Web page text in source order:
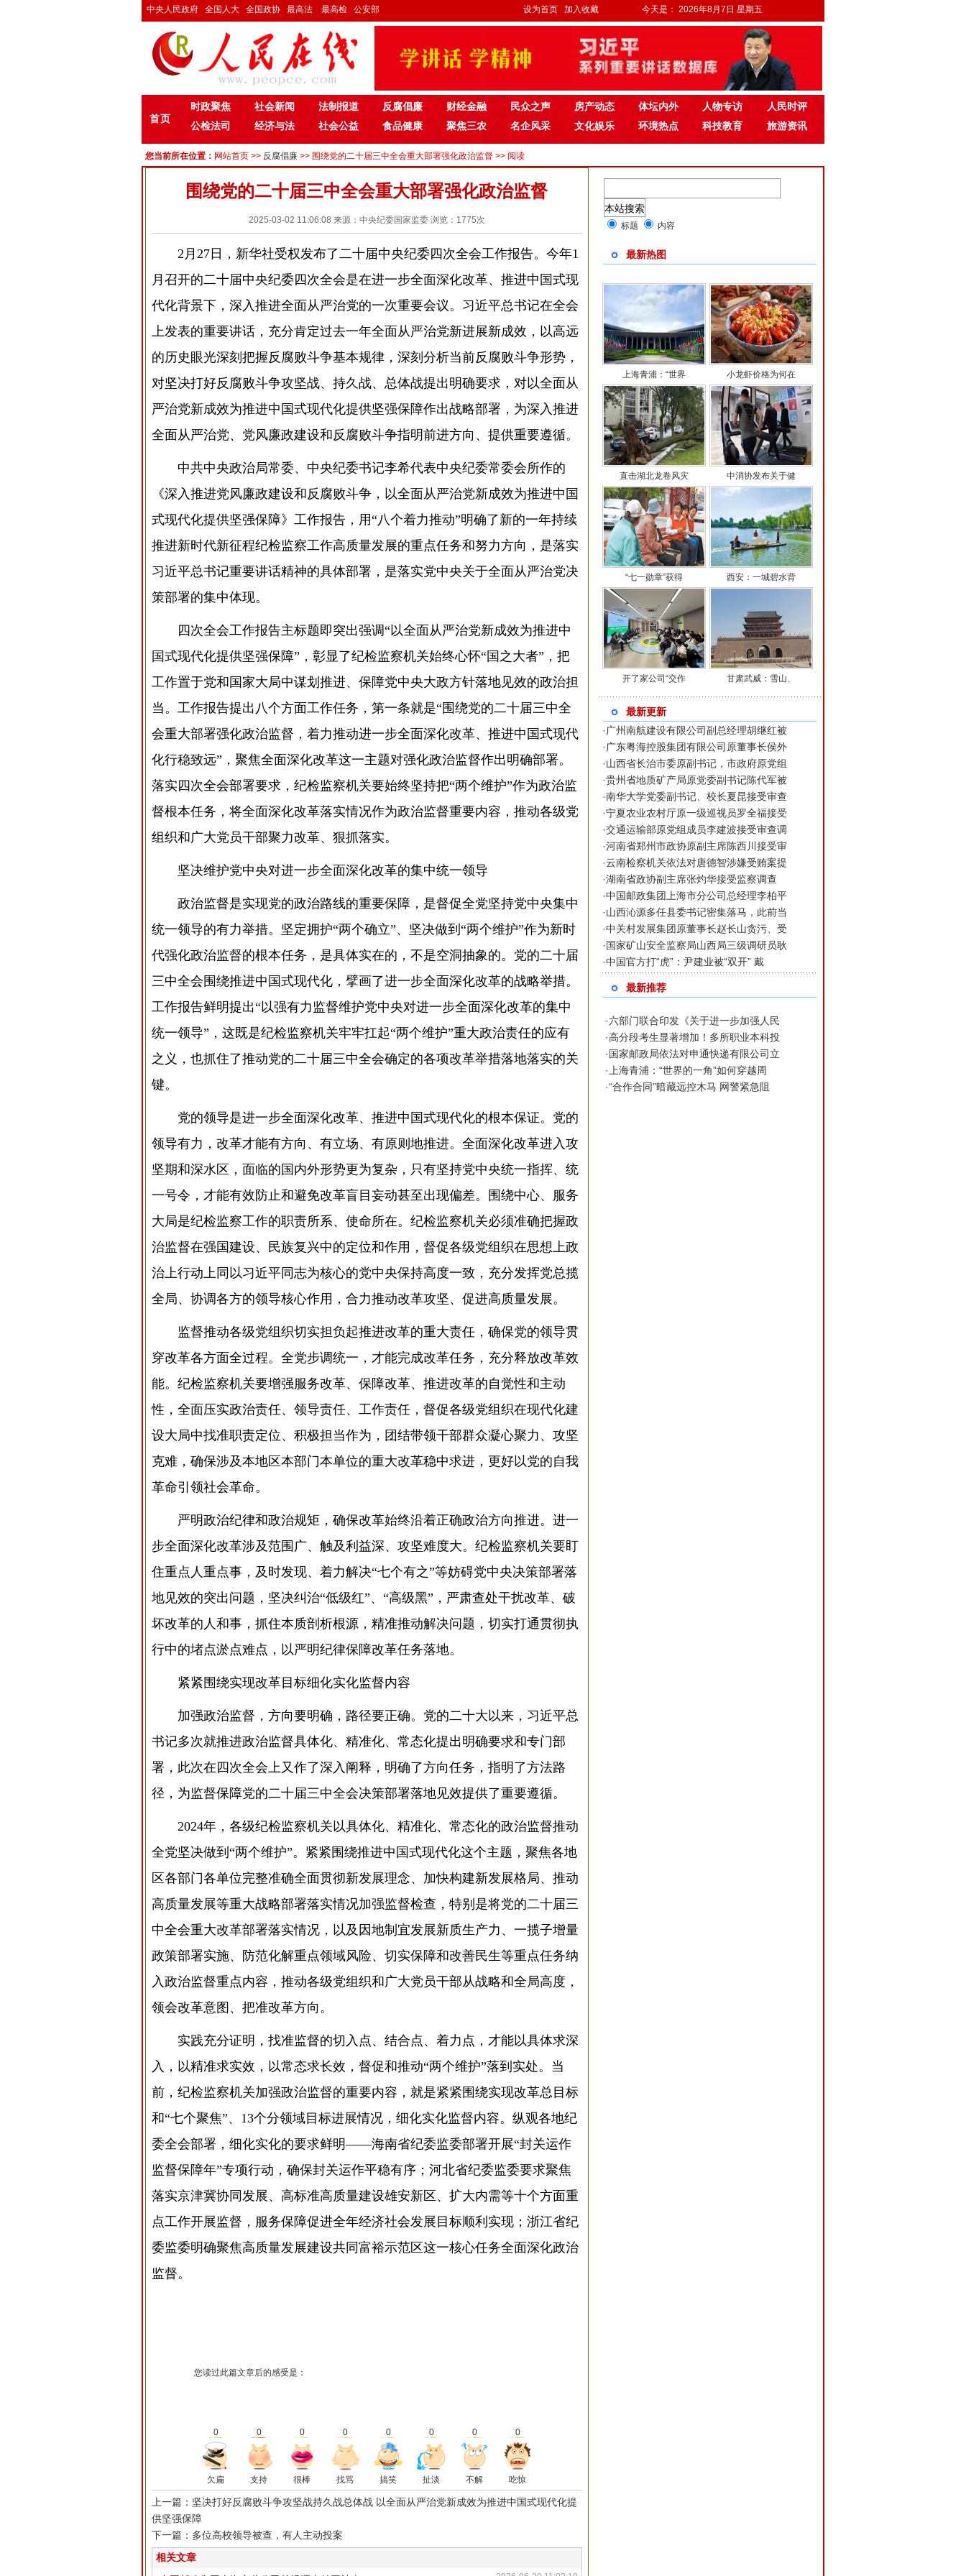
中央人民政府 全国人大 全国政协 最高法 最高检 公安部 设为首页 加入收藏 今天是： 2026年8月7日 星期五
首页
时政聚焦 社会新闻 法制报道 反腐倡廉 财经金融 民众之声 房产动态 体坛内外 人物专访
人民时评
公检法司
经济与法 社会公益 食品健康 聚焦三农 名企风采 文化娱乐 环境热点 科技教育 旅游资讯
您当前所在位置： 网站首页 >> 反腐倡廉 >> 围绕党的二十届三中全会重大部署强化政治监督 >> 阅读
围绕党的二十届三中全会重大部署强化政治监督
2025-03-02 11:06:08 来源：中央纪委国家监委 浏览： 1775次
2月27日，新华社受权发布了二十届中央纪委四次全会工作报告。今年1
月召开的二十届中央纪委四次全会是在进一步全面深化改革、推进中国式现
代化背景下，深入推进全面从严治党的一次重要会议。习近平总书记在全会
上发表的重要讲话，充分肯定过去一年全面从严治党新进展新成效，以高远
的历史眼光深刻把握反腐败斗争基本规律，深刻分析当前反腐败斗争形势，
对坚决打好反腐败斗争攻坚战、持久战、总体战提出明确要求，对以全面从
严治党新成效为推进中国式现代化提供坚强保障作出战略部署，为深入推进
全面从严治党、党风廉政建设和反腐败斗争指明前进方向、提供重要遵循。
中共中央政治局常委、中央纪委书记李希代表中央纪委常委会所作的
《深入推进党风廉政建设和反腐败斗争，以全面从严治党新成效为推进中国
式现代化提供坚强保障》工作报告，用“八个着力推动”明确了新的一年持续
推进新时代新征程纪检监察工作高质量发展的重点任务和努力方向，是落实
习近平总书记重要讲话精神的具体部署，是落实党中央关于全面从严治党决
策部署的集中体现。
四次全会工作报告主标题即突出强调“以全面从严治党新成效为推进中
国式现代化提供坚强保障”，彰显了纪检监察机关始终心怀“国之大者”，把
工作置于党和国家大局中谋划推进、保障党中央大政方针落地见效的政治担
当。工作报告提出八个方面工作任务，第一条就是“围绕党的二十届三中全
会重大部署强化政治监督，着力推动进一步全面深化改革、推进中国式现代
化行稳致远”，聚焦全面深化改革这一主题对强化政治监督作出明确部署。
落实四次全会部署要求，纪检监察机关要始终坚持把“两个维护”作为政治监
督根本任务，将全面深化改革落实情况作为政治监督重要内容，推动各级党
组织和广大党员干部聚力改革、狠抓落实。
坚决维护党中央对进一步全面深化改革的集中统一领导
政治监督是实现党的政治路线的重要保障，是督促全党坚持党中央集中
统一领导的有力举措。坚定拥护“两个确立”、坚决做到“两个维护”作为新时
代强化政治监督的根本任务，是具体实在的，不是空洞抽象的。党的二十届
三中全会围绕推进中国式现代化，擘画了进一步全面深化改革的战略举措。
工作报告鲜明提出“以强有力监督维护党中央对进一步全面深化改革的集中
统一领导”，这既是纪检监察机关牢牢扛起“两个维护”重大政治责任的应有
之义，也抓住了推动党的二十届三中全会确定的各项改革举措落地落实的关
键。
党的领导是进一步全面深化改革、推进中国式现代化的根本保证。党的
领导有力，改革才能有方向、有立场、有原则地推进。全面深化改革进入攻
坚期和深水区，面临的国内外形势更为复杂，只有坚持党中央统一指挥、统
一号令，才能有效防止和避免改革盲目妄动甚至出现偏差。围绕中心、服务
大局是纪检监察工作的职责所系、使命所在。纪检监察机关必须准确把握政
治监督在强国建设、民族复兴中的定位和作用，督促各级党组织在思想上政
治上行动上同以习近平同志为核心的党中央保持高度一致，充分发挥党总揽
全局、协调各方的领导核心作用，合力推动改革攻坚、促进高质量发展。
监督推动各级党组织切实担负起推进改革的重大责任，确保党的领导贯
穿改革各方面全过程。全党步调统一，才能完成改革任务，充分释放改革效
能。纪检监察机关要增强服务改革、保障改革、推进改革的自觉性和主动
性，全面压实政治责任、领导责任、工作责任，督促各级党组织在现代化建
设大局中找准职责定位、积极担当作为，团结带领干部群众凝心聚力、攻坚
克难，确保涉及本地区本部门本单位的重大改革稳中求进，更好以党的自我
革命引领社会革命。
严明政治纪律和政治规矩，确保改革始终沿着正确政治方向推进。进一
步全面深化改革涉及范围广、触及利益深、攻坚难度大。纪检监察机关要盯
住重点人重点事，及时发现、着力解决“七个有之”等妨碍党中央决策部署落
地见效的突出问题，坚决纠治“低级红”、“高级黑”，严肃查处干扰改革、破
坏改革的人和事，抓住本质剖析根源，精准推动解决问题，切实打通贯彻执
行中的堵点淤点难点，以严明纪律保障改革任务落地。
紧紧围绕实现改革目标细化实化监督内容
加强政治监督，方向要明确，路径要正确。党的二十大以来，习近平总
书记多次就推进政治监督具体化、精准化、常态化提出明确要求和专门部
署，此次在四次全会上又作了深入阐释，明确了方向任务，指明了方法路
径，为监督保障党的二十届三中全会决策部署落地见效提供了重要遵循。
2024年，各级纪检监察机关以具体化、精准化、常态化的政治监督推动
全党坚决做到“两个维护”。紧紧围绕推进中国式现代化这个主题，聚焦各地
区各部门各单位完整准确全面贯彻新发展理念、加快构建新发展格局、推动
高质量发展等重大战略部署落实情况加强监督检查，特别是将党的二十届三
中全会重大改革部署落实情况，以及因地制宜发展新质生产力、一揽子增量
政策部署实施、防范化解重点领域风险、切实保障和改善民生等重点任务纳
入政治监督重点内容，推动各级党组织和广大党员干部从战略和全局高度，
领会改革意图、把准改革方向。
实践充分证明，找准监督的切入点、结合点、着力点，才能以具体求深
入，以精准求实效，以常态求长效，督促和推动“两个维护”落到实处。当
前，纪检监察机关加强政治监督的重要内容，就是紧紧围绕实现改革总目标
和“七个聚焦”、13个分领域目标进展情况，细化实化监督内容。纵观各地纪
委全会部署，细化实化的要求鲜明——海南省纪委监委部署开展“封关运作
监督保障年”专项行动，确保封关运作平稳有序；河北省纪委监委要求聚焦
落实京津冀协同发展、高标准高质量建设雄安新区、扩大内需等十个方面重
点工作开展监督，服务保障促进全年经济社会发展目标顺利实现；浙江省纪
委监委明确聚焦高质量发展建设共同富裕示范区这一核心任务全面深化政治
监督。
您读过此篇文章后的感受是：
0 0 0 0 0 0 0 0
欠扁 支持 很棒 找骂 搞笑 扯淡 不解 吃惊
上一篇：坚决打好反腐败斗争攻坚战持久战总体战 以全面从严治党新成效为推进中国式现代化提
供坚强保障
下一篇：多位高校领导被查，有人主动投案
相关文章
标题 内容
最新热图
上海青浦：“世界 小龙虾价格为何在
直击湖北龙卷风灾 中消协发布关于健
“七一勋章”获得 西安：一城碧水背
开了家公司“交作 甘肃武威：雪山、
最新更新
· 广州南航建设有限公司副总经理胡继红被
· 广东粤海控股集团有限公司原董事长侯外
·山西省长治市委原副书记，市政府原党组
·贵州省地质矿产局原党委副书记陈代军被
·南华大学党委副书记、校长夏昆接受审查
·宁夏农业农村厅原一级巡视员罗全福接受
·交通运输部原党组成员李建波接受审查调
·河南省郑州市政协原副主席陈西川接受审
·云南检察机关依法对唐德智涉嫌受贿案提
·湖南省政协副主席张灼华接受监察调查
·中国邮政集团上海市分公司总经理李柏平
·山西沁源多任县委书记密集落马，此前当
·中关村发展集团原董事长赵长山贪污、受
· 国家矿山安全监察局山西局三级调研员耿
·中国官方打“虎”：尹建业被“双开” 戴
最新推荐
·六部门联合印发《关于进一步加强人民
·高分段考生显著增加！多所职业本科投
· 国家邮政局依法对申通快递有限公司立
· 上海青浦：“世界的一角”如何穿越周
·“合作合同”暗藏远控木马 网警紧急阻